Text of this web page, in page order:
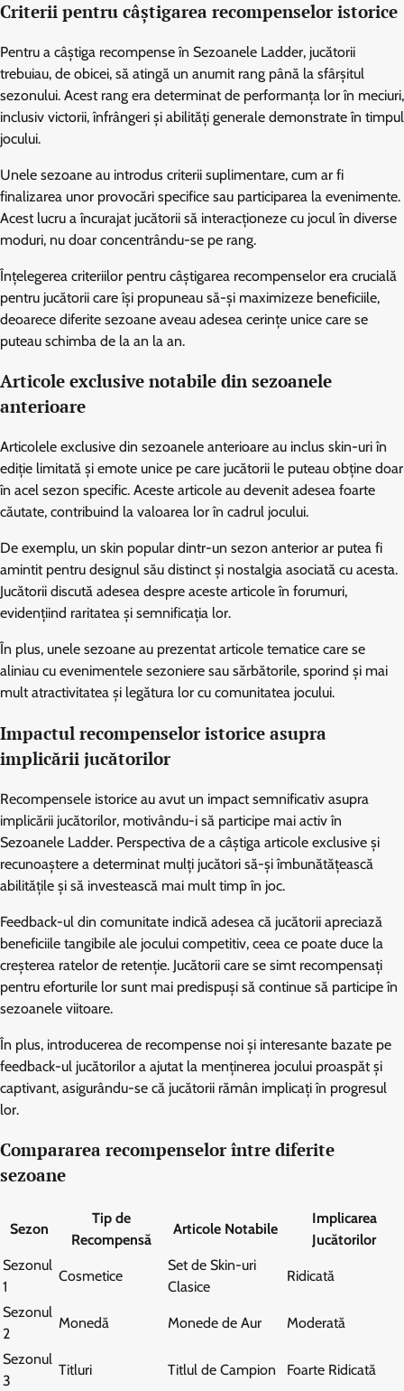
Criterii pentru câștigarea recompenselor istorice
Pentru a câștiga recompense în Sezoanele Ladder, jucătorii
trebuiau, de obicei, să atingă un anumit rang până la sfârșitul
sezonului. Acest rang era determinat de performanța lor în meciuri,
inclusiv victorii, înfrângeri și abilități generale demonstrate în timpul
jocului.
Unele sezoane au introdus criterii suplimentare, cum ar fi
finalizarea unor provocări specifice sau participarea la evenimente.
Acest lucru a încurajat jucătorii să interacționeze cu jocul în diverse
moduri, nu doar concentrându-se pe rang.
Înțelegerea criteriilor pentru câștigarea recompenselor era crucială
pentru jucătorii care își propuneau să-și maximizeze beneficiile,
deoarece diferite sezoane aveau adesea cerințe unice care se
puteau schimba de la an la an.
Articole exclusive notabile din sezoanele
anterioare
Articolele exclusive din sezoanele anterioare au inclus skin-uri în
ediție limitată și emote unice pe care jucătorii le puteau obține doar
în acel sezon specific. Aceste articole au devenit adesea foarte
căutate, contribuind la valoarea lor în cadrul jocului.
De exemplu, un skin popular dintr-un sezon anterior ar putea fi
amintit pentru designul său distinct și nostalgia asociată cu acesta.
Jucătorii discută adesea despre aceste articole în forumuri,
evidențiind raritatea și semnificația lor.
În plus, unele sezoane au prezentat articole tematice care se
aliniau cu evenimentele sezoniere sau sărbătorile, sporind și mai
mult atractivitatea și legătura lor cu comunitatea jocului.
Impactul recompenselor istorice asupra
implicării jucătorilor
Recompensele istorice au avut un impact semnificativ asupra
implicării jucătorilor, motivându-i să participe mai activ în
Sezoanele Ladder. Perspectiva de a câștiga articole exclusive și
recunoaștere a determinat mulți jucători să-și îmbunătățească
abilitățile și să investească mai mult timp în joc.
Feedback-ul din comunitate indică adesea că jucătorii apreciază
beneficiile tangibile ale jocului competitiv, ceea ce poate duce la
creșterea ratelor de retenție. Jucătorii care se simt recompensați
pentru eforturile lor sunt mai predispuși să continue să participe în
sezoanele viitoare.
În plus, introducerea de recompense noi și interesante bazate pe
feedback-ul jucătorilor a ajutat la menținerea jocului proaspăt și
captivant, asigurându-se că jucătorii rămân implicați în progresul
lor.
Compararea recompenselor între diferite
sezoane
Sezon
Tip de
Recompensă
Articole Notabile
Implicarea
Jucătorilor
Sezonul
1
Cosmetice
Set de Skin-uri
Clasice
Ridicată
Sezonul
2
Monedă Monede de Aur Moderată
Sezonul
3
Titluri Titlul de Campion Foarte Ridicată